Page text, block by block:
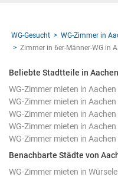
WG-Gesucht
WG-Zimmer in
Zimmer in 6er-Männer-WG in
Beliebte Stadtteile in Aachen
WG-Zimmer mieten in Aachen
WG-Zimmer mieten in
WG-Zimmer mieten in
WG-Zimmer mieten in
WG-Zimmer mieten in
Benachbarte Städte von
WG-Zimmer mieten in